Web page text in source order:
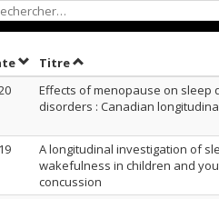
Trier par date en ordre
TitreTrier par titre en ordre
Effects of menopause on sleep
disorders : Canadian
A longitudinal investigation of
wakefulness in children and
concussion